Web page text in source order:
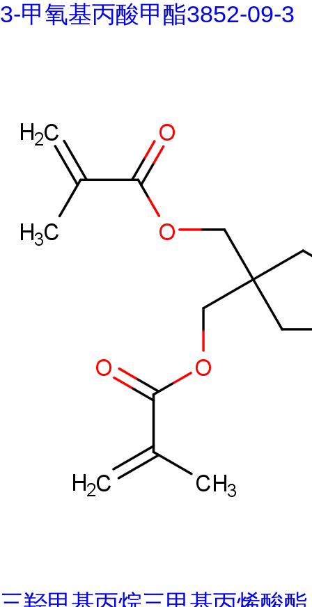
3-甲氧基丙酸甲酯3852-09-3